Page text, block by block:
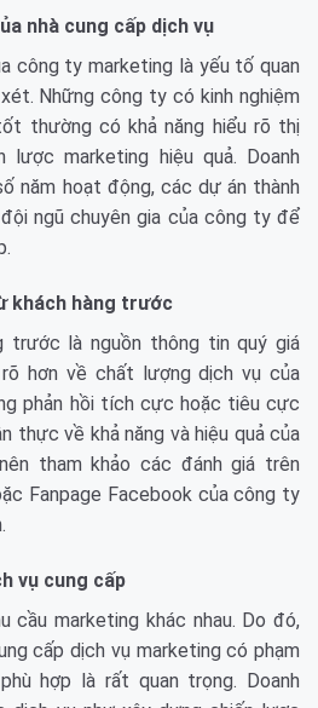
nhà cung cấp dịch vụ
công ty marketing là yếu tố quan
Những công ty có kinh nghiệm
thường có khả năng hiểu rõ thị
marketing hiệu quả. Doanh
năm hoạt động, các dự án thành
ngũ chuyên gia của công ty để
khách hàng trước
trước là nguồn thông tin quý giá
rõ hơn về chất lượng dịch vụ của
phản hồi tích cực hoặc tiêu cực
thực về khả năng và hiệu quả của
tham khảo các đánh giá trên
Fanpage Facebook của công ty
vụ cung cấp
cầu marketing khác nhau. Do đó,
cấp dịch vụ marketing có phạm
hợp là rất quan trọng. Doanh